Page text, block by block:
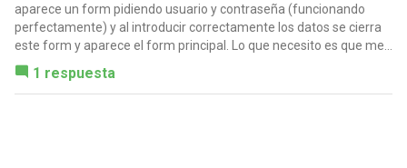
aparece un form pidiendo usuario y contraseña (funcionando
perfectamente) y al introducir correctamente los datos se cierra
este form y aparece el form principal. Lo que necesito es que me...
1 respuesta